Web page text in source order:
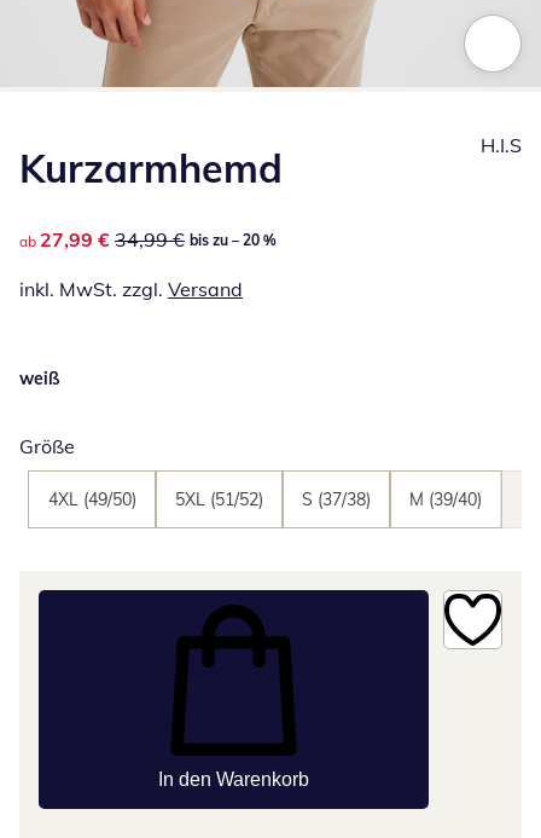
Kurzarmhemd
reduzierter Preis 27,99 €, vorheriger Preis: 34,99 €
ab 27,99 € 34,99 € bis zu – 20 %
inkl. MwSt. zzgl. Versand
H.I.S
weiß
Größe
4XL (49/50) 5XL (51/52) S (37/38) M (39/40)
In den Warenkorb